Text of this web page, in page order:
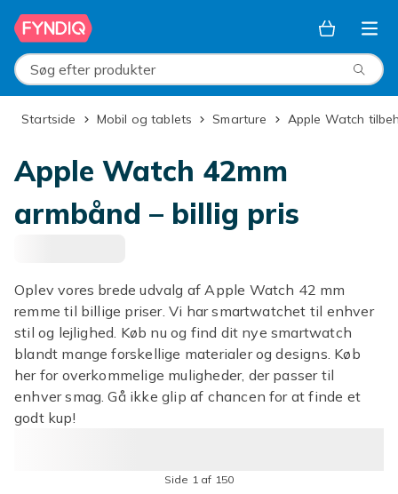
Spring til hovedindhold
Søg efter produkter
Startside Mobil og tablets Smarture Apple Watch
Apple Watch 42mm
armbånd – billig pris
Oplev vores brede udvalg af Apple Watch 42 mm
remme til billige priser. Vi har smartwatchet til enhver
stil og lejlighed. Køb nu og find dit nye smartwatch
blandt mange forskellige materialer og designs. Køb
her for overkommelige muligheder, der passer til
enhver smag. Gå ikke glip af chancen for at finde et
godt kup!
Side 1 af 150